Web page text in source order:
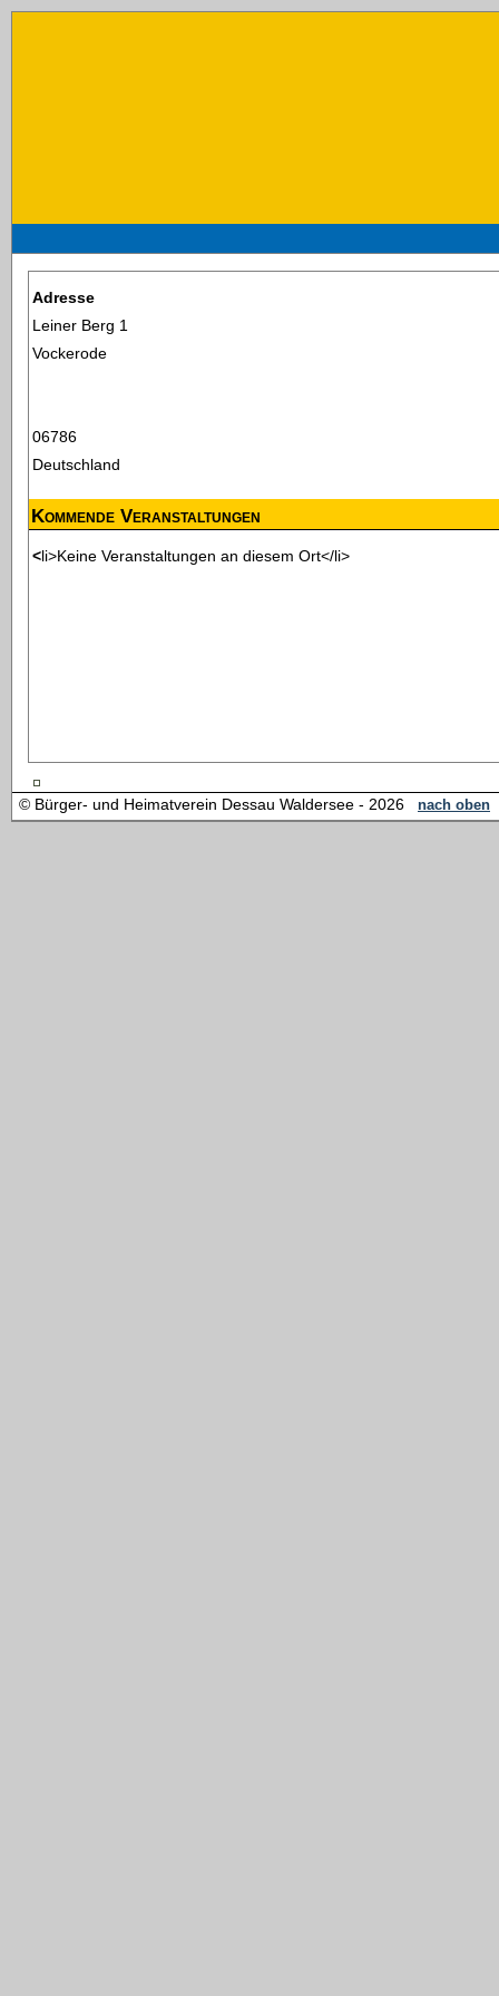
Adresse
Leiner Berg 1
Vockerode
06786
Deutschland
Kommende Veranstaltungen
<li>Keine Veranstaltungen an diesem Ort</li>
© Bürger- und Heimatverein Dessau Waldersee - 2026 nach oben